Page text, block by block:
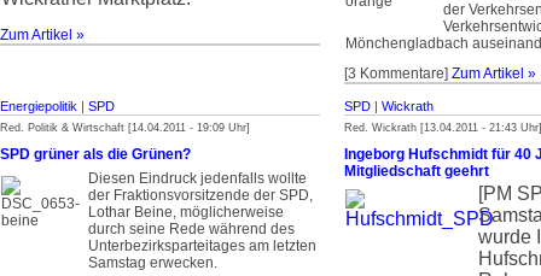
Zum Artikel »
der
Mönchengladbach
[3 Kommentare] Zum Artikel »
Energiepolitik | SPD
Red. Politik & Wirtschaft [14.04.2011 - 19:09 Uhr]
SPD grüner als die Grünen?
Diesen Eindruck jedenfalls wollte
der Fraktionsvor­sitzende der SPD,
Lothar Beine, möglicherweise
durch seine Rede während des
Unterbezirksparteitages am letzten
Samstag erwecken.
SPD | Wickrath
Red. Wickrath [13.04.2011 - 21:43 Uhr]
Ingeborg Hufschmidt für 40
Mitgliedschaft geehrt
[PM
wurde